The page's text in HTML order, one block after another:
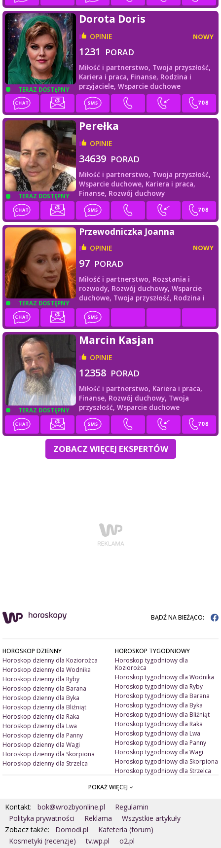
TERAZ DOSTĘPNY
Dorota Doris
OPINIE NOWY
1231 PORAD
Miłość i partnerstwo, Twoja przyszłość,
Kariera i praca, Finanse, Rodzina i
przyjaciele, Wsparcie duchowe
TERAZ DOSTĘPNY
Perełka
OPINIE
34639 PORAD
Miłość i partnerstwo, Twoja przyszłość,
Wsparcie duchowe, Kariera i praca,
Finanse, Rozwój duchowy
TERAZ DOSTĘPNY
Przewodniczka Joanna
OPINIE NOWY
97 PORAD
Miłość i partnerstwo, Rozstania i
rozwody, Rozwój duchowy, Wsparcie
duchowe, Twoja przyszłość, Rodzina i
przyjaciele
TERAZ DOSTĘPNY
Marcin Kasjan
OPINIE
12358 PORAD
Miłość i partnerstwo, Kariera i praca,
Finanse, Rozwój duchowy, Twoja
przyszłość, Wsparcie duchowe
ZOBACZ WIĘCEJ EKSPERTÓW
BĄDŹ NA BIEŻĄCO:
HOROSKOP DZIENNY
Horoskop dzienny dla Koziorożca
Horoskop dzienny dla Wodnika
Horoskop dzienny dla Ryby
Horoskop dzienny dla Barana
Horoskop dzienny dla Byka
Horoskop dzienny dla Bliźniąt
Horoskop dzienny dla Raka
Horoskop dzienny dla Lwa
Horoskop dzienny dla Panny
Horoskop dzienny dla Wagi
Horoskop dzienny dla Skorpiona
Horoskop dzienny dla Strzelca
HOROSKOP TYGODNIOWY
Horoskop tygodniowy dla
Koziorożca
Horoskop tygodniowy dla Wodnika
Horoskop tygodniowy dla Ryby
Horoskop tygodniowy dla Barana
Horoskop tygodniowy dla Byka
Horoskop tygodniowy dla Bliźniąt
Horoskop tygodniowy dla Raka
Horoskop tygodniowy dla Lwa
Horoskop tygodniowy dla Panny
Horoskop tygodniowy dla Wagi
Horoskop tygodniowy dla Skorpiona
Horoskop tygodniowy dla Strzelca
Pieniądze i dobrobyt
Doradztwo duchowe
Wróżby ogólne
Numerologia
ZNAK ZODIAKU A
Jak ubrać się na randkę?
Jakie kolory ją/ jego uwiodą?
Jak ją/ jego uwieść?
MAGIA
POKAŻ WIĘCEJ
Kontakt: bok@wrozbyonline.pl
Regulamin
Polityka prywatności
Reklama
Wszystkie artykuły
Zobacz także:
Domodi.pl
Kafeteria (forum)
Kosmetyki (recenzje)
tv.wp.pl o2.pl